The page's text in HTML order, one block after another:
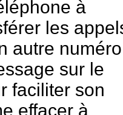
à
les
autre
sur le
faciliter son
effacer à